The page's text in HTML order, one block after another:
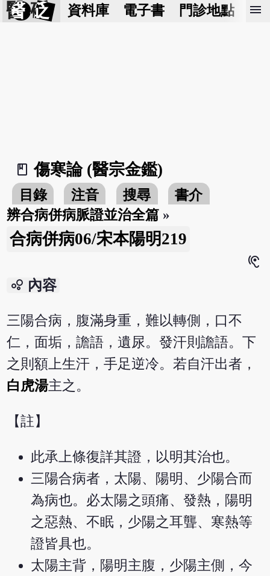
醫 砭 資料庫 電子書 門診地點 預
menu
book_2
傷寒論 (醫宗金鑑)
目錄 注音 搜尋
書介
辨合病併病脈證並治全篇 »
合病併病06/宋本陽明219
hearing
bubble_chart 內容
三陽合病，腹滿身重，難以轉側，口不
仁，面垢，譫語，遺尿。發汗則譫語。下
之則額上生汗，手足逆冷。若自汗出者，
白虎湯主之。
【註】
此承上條復詳其證，以明其治也。
三陽合病者，太陽、陽明、少陽合而
為病也。必太陽之頭痛、發熱，陽明
之惡熱、不眠，少陽之耳聾、寒熱等
證皆具也。
太陽主背，陽明主腹，少陽主側，今